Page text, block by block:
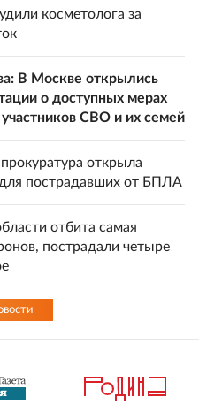
косметолога за
В Москве открылись
о доступных мерах
СВО и их семей
открыла
пострадавших от БПЛА
отбита самая
пострадали четыре